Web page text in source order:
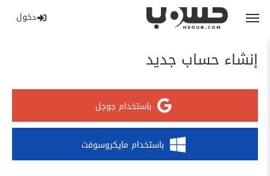
دخول
إنشاء حساب جديد
باستخدام جوجل
باستخدام مايكروسوفت